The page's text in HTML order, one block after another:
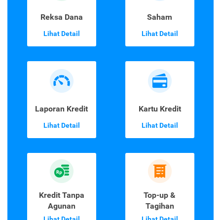
Reksa Dana
Lihat Detail
Saham
Lihat Detail
Laporan Kredit
Lihat Detail
Kartu Kredit
Lihat Detail
Kredit Tanpa
Agunan
Top-up &
Tagihan